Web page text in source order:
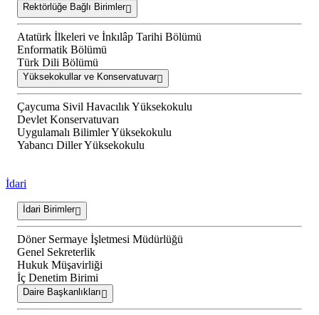
Rektörlüğe Bağlı Birimler
Atatürk İlkeleri ve İnkılâp Tarihi Bölümü
Enformatik Bölümü
Türk Dili Bölümü
Yüksekokullar ve Konservatuvar
Çaycuma Sivil Havacılık Yüksekokulu
Devlet Konservatuvarı
Uygulamalı Bilimler Yüksekokulu
Yabancı Diller Yüksekokulu
İdari
İdari Birimler
Döner Sermaye İşletmesi Müdürlüğü
Genel Sekreterlik
Hukuk Müşavirliği
İç Denetim Birimi
Daire Başkanlıkları